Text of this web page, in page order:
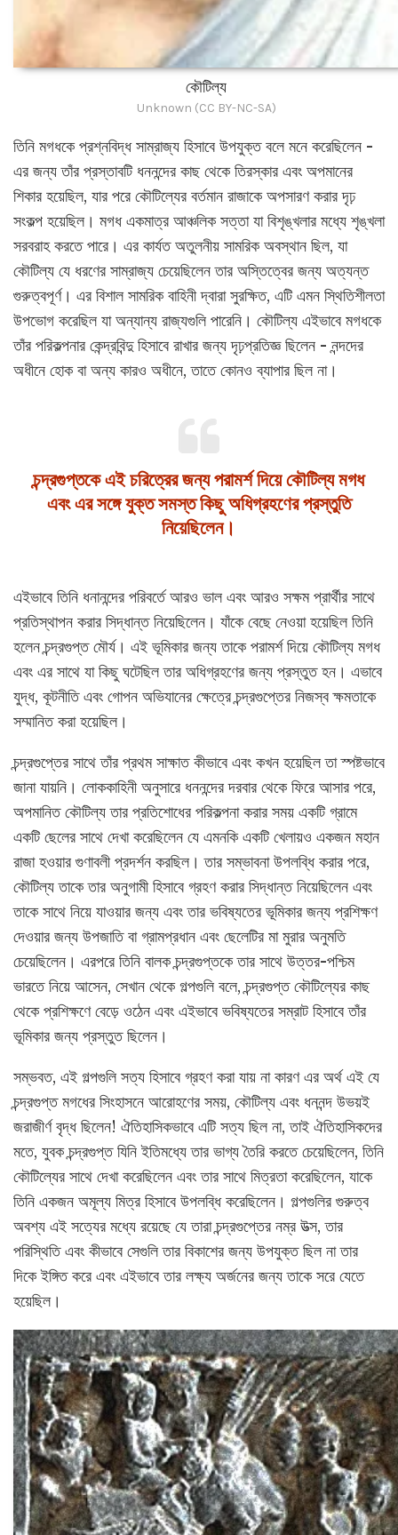
কৌটিল্য
Unknown (CC BY-NC-SA)
তিনি মগধকে প্রশ্নবিদ্ধ সাম্রাজ্য হিসাবে উপযুক্ত বলে মনে করেছিলেন -
এর জন্য তাঁর প্রস্তাবটি ধননন্দের কাছ থেকে তিরস্কার এবং অপমানের
শিকার হয়েছিল, যার পরে কৌটিল্যের বর্তমান রাজাকে অপসারণ করার দৃঢ়
সংকল্প হয়েছিল। মগধ একমাত্র আঞ্চলিক সত্তা যা বিশৃঙ্খলার মধ্যে শৃঙ্খলা
সরবরাহ করতে পারে। এর কার্যত অতুলনীয় সামরিক অবস্থান ছিল, যা
কৌটিল্য যে ধরণের সাম্রাজ্য চেয়েছিলেন তার অস্তিত্বের জন্য অত্যন্ত
গুরুত্বপূর্ণ। এর বিশাল সামরিক বাহিনী দ্বারা সুরক্ষিত, এটি এমন স্থিতিশীলতা
উপভোগ করেছিল যা অন্যান্য রাজ্যগুলি পারেনি। কৌটিল্য এইভাবে মগধকে
তাঁর পরিকল্পনার কেন্দ্রবিন্দু হিসাবে রাখার জন্য দৃঢ়প্রতিজ্ঞ ছিলেন - নন্দদের
অধীনে হোক বা অন্য কারও অধীনে, তাতে কোনও ব্যাপার ছিল না।
চন্দ্রগুপ্তকে এই চরিত্রের জন্য পরামর্শ দিয়ে কৌটিল্য মগধ
এবং এর সঙ্গে যুক্ত সমস্ত কিছু অধিগ্রহণের প্রস্তুতি
নিয়েছিলেন।
এইভাবে তিনি ধনানন্দের পরিবর্তে আরও ভাল এবং আরও সক্ষম প্রার্থীর সাথে
প্রতিস্থাপন করার সিদ্ধান্ত নিয়েছিলেন। যাঁকে বেছে নেওয়া হয়েছিল তিনি
হলেন চন্দ্রগুপ্ত মৌর্য। এই ভূমিকার জন্য তাকে পরামর্শ দিয়ে কৌটিল্য মগধ
এবং এর সাথে যা কিছু ঘটেছিল তার অধিগ্রহণের জন্য প্রস্তুত হন। এভাবে
যুদ্ধ, কূটনীতি এবং গোপন অভিযানের ক্ষেত্রে চন্দ্রগুপ্তের নিজস্ব ক্ষমতাকে
সম্মানিত করা হয়েছিল।
চন্দ্রগুপ্তের সাথে তাঁর প্রথম সাক্ষাত কীভাবে এবং কখন হয়েছিল তা স্পষ্টভাবে
জানা যায়নি। লোককাহিনী অনুসারে ধননন্দের দরবার থেকে ফিরে আসার পরে,
অপমানিত কৌটিল্য তার প্রতিশোধের পরিকল্পনা করার সময় একটি গ্রামে
একটি ছেলের সাথে দেখা করেছিলেন যে এমনকি একটি খেলায়ও একজন মহান
রাজা হওয়ার গুণাবলী প্রদর্শন করছিল। তার সম্ভাবনা উপলব্ধি করার পরে,
কৌটিল্য তাকে তার অনুগামী হিসাবে গ্রহণ করার সিদ্ধান্ত নিয়েছিলেন এবং
তাকে সাথে নিয়ে যাওয়ার জন্য এবং তার ভবিষ্যতের ভূমিকার জন্য প্রশিক্ষণ
দেওয়ার জন্য উপজাতি বা গ্রামপ্রধান এবং ছেলেটির মা মুরার অনুমতি
চেয়েছিলেন। এরপরে তিনি বালক চন্দ্রগুপ্তকে তার সাথে উত্তর-পশ্চিম
ভারতে নিয়ে আসেন, সেখান থেকে গল্পগুলি বলে, চন্দ্রগুপ্ত কৌটিল্যের কাছ
থেকে প্রশিক্ষণে বেড়ে ওঠেন এবং এইভাবে ভবিষ্যতের সম্রাট হিসাবে তাঁর
ভূমিকার জন্য প্রস্তুত ছিলেন।
সম্ভবত, এই গল্পগুলি সত্য হিসাবে গ্রহণ করা যায় না কারণ এর অর্থ এই যে
চন্দ্রগুপ্ত মগধের সিংহাসনে আরোহণের সময়, কৌটিল্য এবং ধননন্দ উভয়ই
জরাজীর্ণ বৃদ্ধ ছিলেন! ঐতিহাসিকভাবে এটি সত্য ছিল না, তাই ঐতিহাসিকদের
মতে, যুবক চন্দ্রগুপ্ত যিনি ইতিমধ্যে তার ভাগ্য তৈরি করতে চেয়েছিলেন, তিনি
কৌটিল্যের সাথে দেখা করেছিলেন এবং তার সাথে মিত্রতা করেছিলেন, যাকে
তিনি একজন অমূল্য মিত্র হিসাবে উপলব্ধি করেছিলেন। গল্পগুলির গুরুত্ব
অবশ্য এই সত্যের মধ্যে রয়েছে যে তারা চন্দ্রগুপ্তের নম্র উত্স, তার
পরিস্থিতি এবং কীভাবে সেগুলি তার বিকাশের জন্য উপযুক্ত ছিল না তার
দিকে ইঙ্গিত করে এবং এইভাবে তার লক্ষ্য অর্জনের জন্য তাকে সরে যেতে
হয়েছিল।